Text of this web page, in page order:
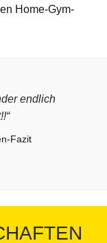
Home-Gym-
endlich
Fazit